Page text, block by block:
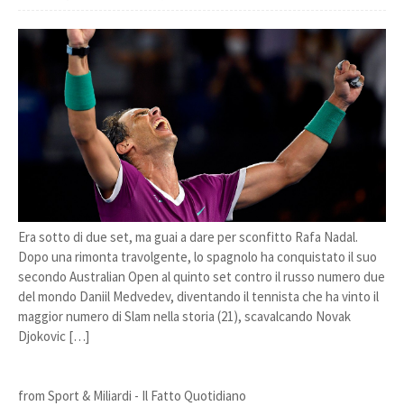
Era sotto di due set, ma guai a dare per sconfitto Rafa Nadal.
Dopo una rimonta travolgente, lo spagnolo ha conquistato il suo
secondo Australian Open al quinto set contro il russo numero due
del mondo Daniil Medvedev, diventando il tennista che ha vinto il
maggior numero di Slam nella storia (21), scavalcando Novak
Djokovic […]
from Sport & Miliardi - Il Fatto Quotidiano